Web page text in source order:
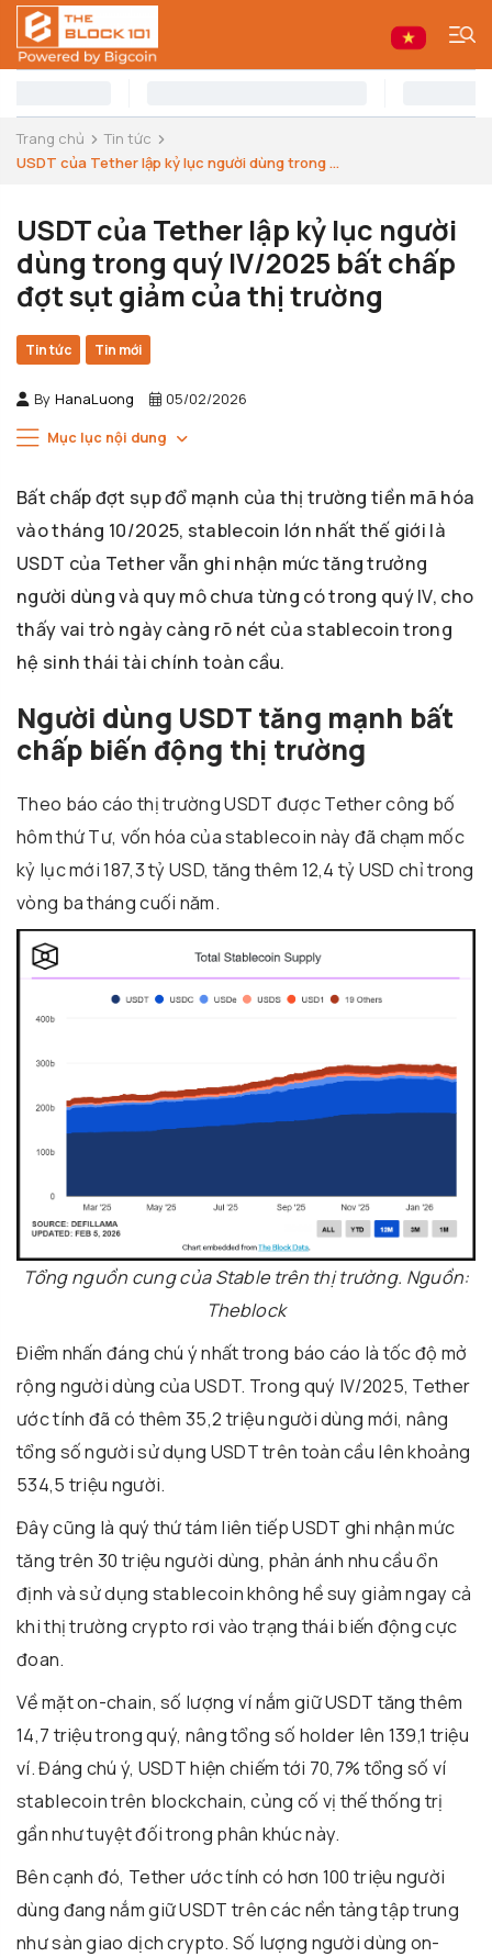
Trang chủ
Tin tức
USDT của Tether lập kỷ lục người dùng trong ...
USDT của Tether lập kỷ lục người
dùng trong quý IV/2025 bất chấp
đợt sụt giảm của thị trường
Tin tức Tin mới
By HanaLuong 05/02/2026
Mục lục nội dung
Bất chấp đợt sụp đổ mạnh của thị trường tiền mã hóa
vào tháng 10/2025, stablecoin lớn nhất thế giới là
USDT của Tether vẫn ghi nhận mức tăng trưởng
người dùng và quy mô chưa từng có trong quý IV, cho
thấy vai trò ngày càng rõ nét của stablecoin trong
hệ sinh thái tài chính toàn cầu.
Người dùng USDT tăng mạnh bất
chấp biến động thị trường
Theo báo cáo thị trường USDT được Tether công bố
hôm thứ Tư, vốn hóa của stablecoin này đã chạm mốc
kỷ lục mới 187,3 tỷ USD, tăng thêm 12,4 tỷ USD chỉ trong
vòng ba tháng cuối năm.
Tổng nguồn cung của Stable trên thị trường. Nguồn:
Theblock
Điểm nhấn đáng chú ý nhất trong báo cáo là tốc độ mở
rộng người dùng của USDT. Trong quý IV/2025, Tether
ước tính đã có thêm 35,2 triệu người dùng mới, nâng
tổng số người sử dụng USDT trên toàn cầu lên khoảng
534,5 triệu người.
Đây cũng là quý thứ tám liên tiếp USDT ghi nhận mức
tăng trên 30 triệu người dùng, phản ánh nhu cầu ổn
định và sử dụng stablecoin không hề suy giảm ngay cả
khi thị trường crypto rơi vào trạng thái biến động cực
đoan.
Về mặt on-chain, số lượng ví nắm giữ USDT tăng thêm
14,7 triệu trong quý, nâng tổng số holder lên 139,1 triệu
ví. Đáng chú ý, USDT hiện chiếm tới 70,7% tổng số ví
stablecoin trên blockchain, củng cố vị thế thống trị
gần như tuyệt đối trong phân khúc này.
Bên cạnh đó, Tether ước tính có hơn 100 triệu người
dùng đang nắm giữ USDT trên các nền tảng tập trung
như sàn giao dịch crypto. Số lượng người dùng on-